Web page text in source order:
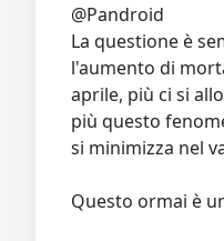
@Pandroid
La questione è
l'aumento di
aprile, più ci si
più questo
si minimizza nel
Questo ormai è